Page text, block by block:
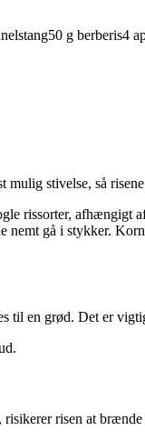
50 g berberis4
stivelse, så
rissorter,
nemt gå i stykker.
til en grød. Det er
risen at brænde